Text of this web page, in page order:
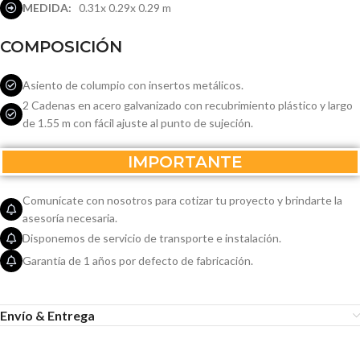
MEDIDA: 0.31x 0.29x 0.29 m
COMPOSICIÓN
Asiento de columpio con insertos metálicos.
2 Cadenas en acero galvanizado con recubrimiento plástico y largo
de 1.55 m con fácil ajuste al punto de sujeción.
IMPORTANTE
Comunícate con nosotros para cotizar tu proyecto y brindarte la
asesoría necesaria.
Disponemos de servicio de transporte e instalación.
Garantía de 1 años por defecto de fabricación.
Envío & Entrega